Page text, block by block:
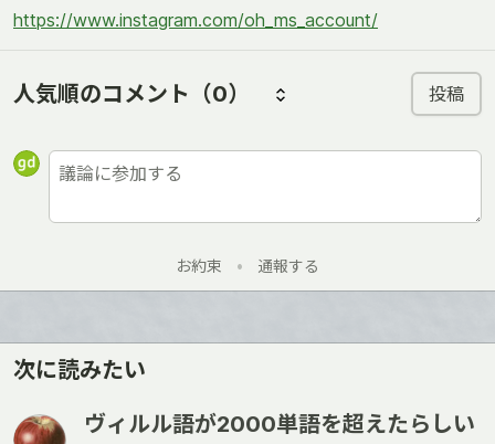
https://www.instagram.com/oh_ms_account/
人気順のコメント （0） 投稿
お約束 • 通報する
次に読みたい
ヴィルル語が2000単語を超えたらしい